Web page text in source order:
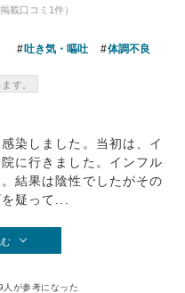
載口コミ1件）
吐き気・嘔吐 体調不良
す。
染しました。当初は、イ
に行きました。インフル
結果は陰性でしたがその
疑って...
人が参考になった